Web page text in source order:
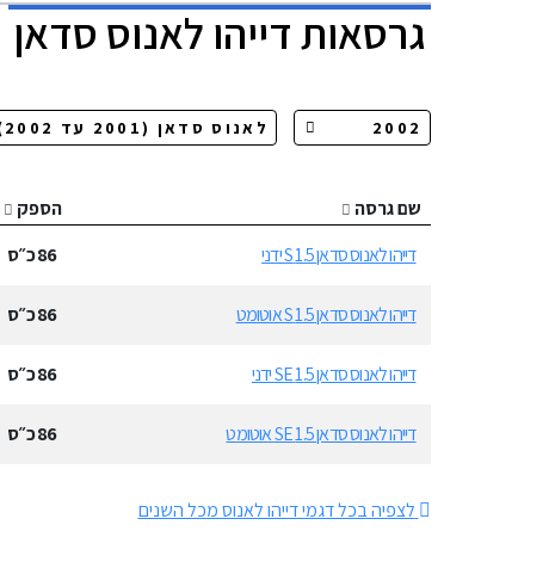
גרסאותדייהו לאנוס סדאן
שם גרסה הספק
דייהו לאנוס סדאן 1.5 S ידני
86כ״ס
דייהו לאנוס סדאן 1.5 S אוטומט 86כ״ס
דייהו לאנוס סדאן 1.5 SE ידני 86כ״ס
דייהו לאנוס סדאן 1.5 SE אוטומט 86כ״ס
לצפיה בכל דגמי דייהו לאנוס מכל השנים